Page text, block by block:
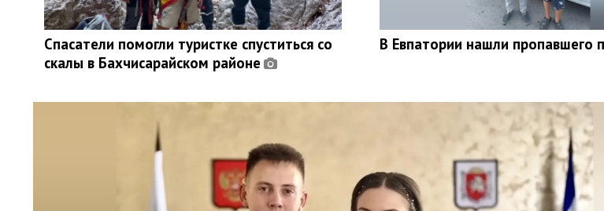
Спасатели помогли туристке спуститься со
скалы в Бахчисарайском районе
В Евпатории нашли пропавшего